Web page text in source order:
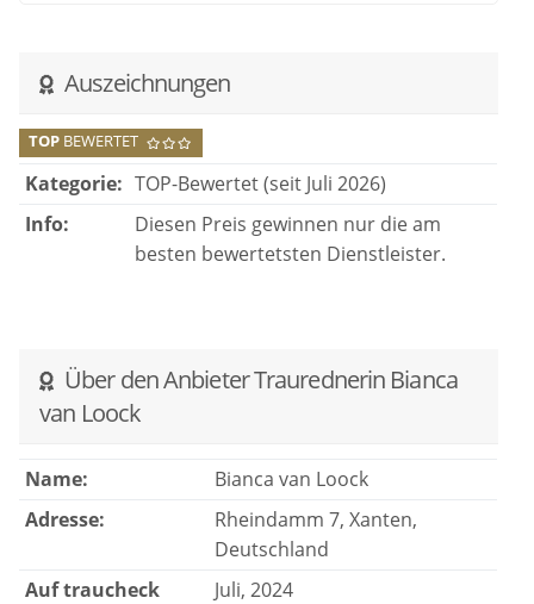
Auszeichnungen
TOP BEWERTET
Kategorie: TOP-Bewertet (seit Juli 2026)
Info:
Diesen Preis gewinnen nur die am
besten bewertetsten Dienstleister.
Über den Anbieter Traurednerin Bianca
van Loock
Name:
Bianca van Loock
Adresse:
Rheindamm 7, Xanten,
Deutschland
Auf traucheck
Juli, 2024